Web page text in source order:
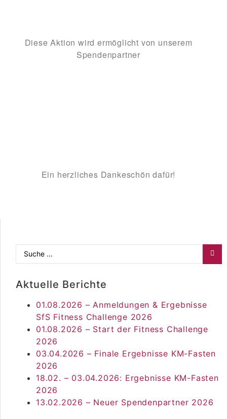
Diese Aktion wird ermöglicht von unserem
Spendenpartner
Ein herzliches Dankeschön dafür!
Aktuelle Berichte
01.08.2026 – Anmeldungen & Ergebnisse
SfS Fitness Challenge 2026
01.08.2026 – Start der Fitness Challenge
2026
03.04.2026 – Finale Ergebnisse KM-Fasten
2026
18.02. – 03.04.2026: Ergebnisse KM-Fasten
2026
13.02.2026 – Neuer Spendenpartner 2026